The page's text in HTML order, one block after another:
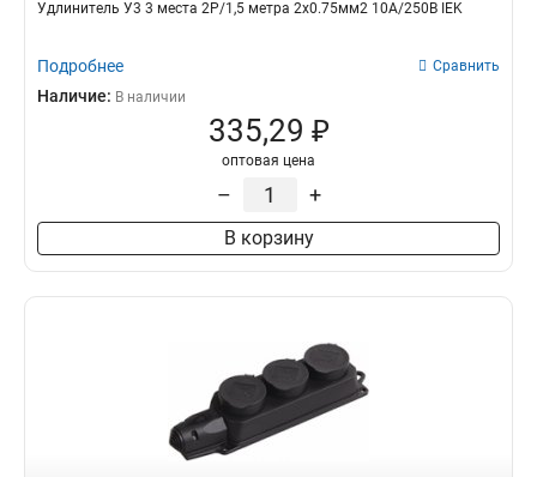
Удлинитель У3 3 места 2Р/1,5 метра 2х0.75мм2 10А/250В IEK
Подробнее Сравнить
Наличие: В наличии
335,29 ₽
оптовая цена
– +
В корзину